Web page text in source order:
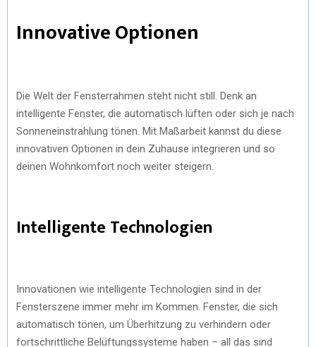
Innovative Optionen
Die Welt der Fensterrahmen steht nicht still. Denk an
intelligente Fenster, die automatisch lüften oder sich je nach
Sonneneinstrahlung tönen. Mit Maßarbeit kannst du diese
innovativen Optionen in dein Zuhause integrieren und so
deinen Wohnkomfort noch weiter steigern.
Intelligente Technologien
Innovationen wie intelligente Technologien sind in der
Fensterszene immer mehr im Kommen. Fenster, die sich
automatisch tönen, um Überhitzung zu verhindern oder
fortschrittliche Belüftungssysteme haben – all das sind